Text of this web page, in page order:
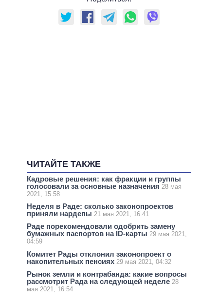
ЧИТАЙТЕ ТАКЖЕ
Кадровые решения: как фракции и группы
голосовали за основные назначения 28 мая
2021, 15:58
Неделя в Раде: сколько законопроектов
приняли нардепы 21 мая 2021, 16:41
Раде порекомендовали одобрить замену
бумажных паспортов на ID-карты 29 мая 2021,
04:59
Комитет Рады отклонил законопроект о
накопительных пенсиях 29 мая 2021, 04:32
Рынок земли и контрабанда: какие вопросы
рассмотрит Рада на следующей неделе 28
мая 2021, 16:54